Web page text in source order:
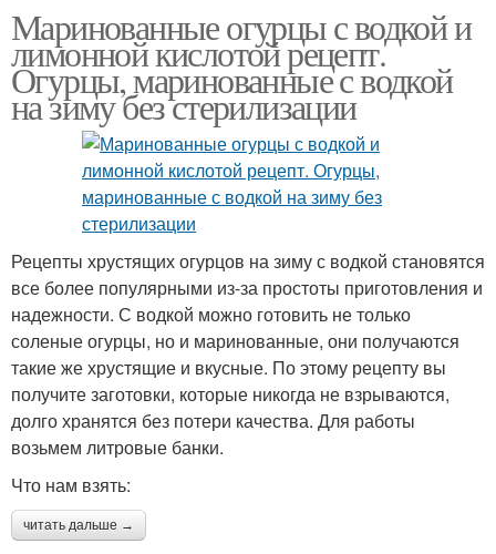
Маринованные огурцы с водкой и
лимонной кислотой рецепт.
Огурцы, маринованные с водкой
на зиму без стерилизации
Рецепты хрустящих огурцов на зиму с водкой становятся
все более популярными из-за простоты приготовления и
надежности. С водкой можно готовить не только
соленые огурцы, но и маринованные, они получаются
такие же хрустящие и вкусные. По этому рецепту вы
получите заготовки, которые никогда не взрываются,
долго хранятся без потери качества. Для работы
возьмем литровые банки.
Что нам взять:
читать дальше →